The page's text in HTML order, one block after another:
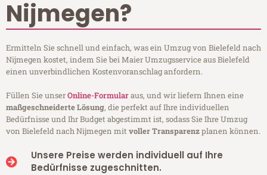
Nijmegen?
Ermitteln Sie schnell und einfach, was ein Umzug von Bielefeld nach
Nijmegen kostet, indem Sie bei Maier Umzugsservice aus Bielefeld
einen unverbindlichen Kostenvoranschlag anfordern.
Füllen Sie unserOnline-Formularaus, und wir liefern Ihnen eine
maßgeschneiderte Lösung, die perfekt auf Ihre individuellen
Bedürfnisse und Ihr Budget abgestimmt ist, sodass Sie Ihre Umzug
von Bielefeld nach Nijmegen mitvoller Transparenzplanen können.
Unsere Preise werden individuell auf Ihre
Bedürfnisse zugeschnitten.